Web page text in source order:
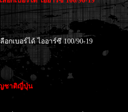
กเบอร์ได้ ไออาร์ซี 100/90-19
ญชาติญี่ปุ่น